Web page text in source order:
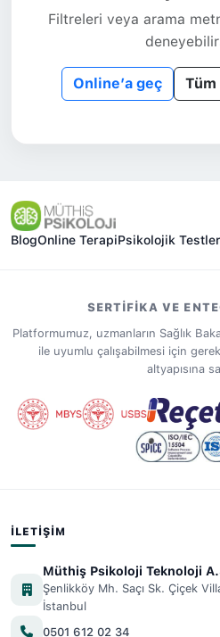
Filtreleri veya arama
Online’a geç
BlogOnline TerapiPsikolojik Testler
SERTIFIKA VE
Platformumuz, uzmanların Sağlık
ile uyumlu çalışabilmesi için
altyapısına
İLETIŞIM
Müthiş Psikoloji Teknoloji
Şenlikköy Mh. Saçı Sk. Çiçek
İstanbul
0501 612 02 34